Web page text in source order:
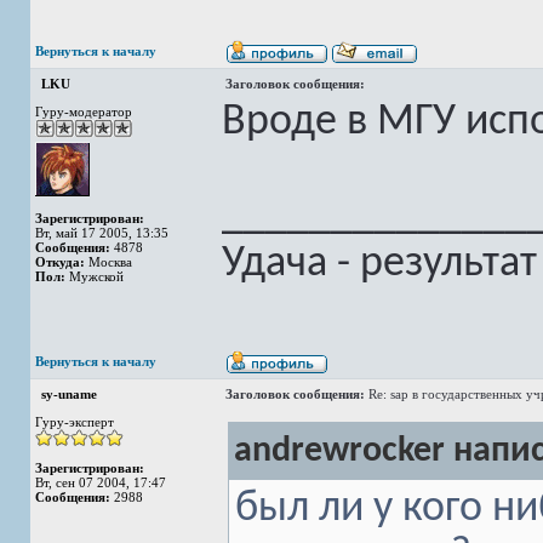
Вернуться к началу
LKU
Заголовок сообщения:
Гуру-модератор
Зарегистрирован:
Вт, май 17 2005, 13:35
Сообщения: 4878
Откуда: Москва
Пол: Мужской
Вроде в МГУ
Удача -
Вернуться к началу
sy-uname Заголовок сообщения: Re: sap в государственных
Гуру-эксперт
Зарегистрирован:
Вт, сен 07 2004, 17:47
Сообщения: 2988
andrewrocker
был ли у кого